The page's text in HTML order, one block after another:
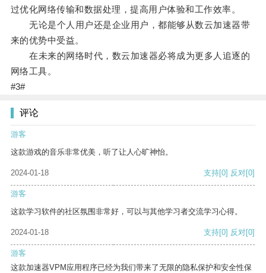
过优化网络传输和数据处理，提高用户体验和工作效率。
无论是个人用户还是企业用户，都能够从数云加速器带
来的优势中受益。
在未来的网络时代，数云加速器必将成为更多人追逐的
网络工具。
#3#
评论
游客
这款游戏的音乐非常优美，听了让人心旷神怡。
2024-01-18 支持[0] 反对[0]
游客
这款学习软件的社区氛围非常好，可以与其他学习者交流学习心得。
2024-01-18 支持[0] 反对[0]
游客
这款加速器VPM应用程序已经为我们带来了无限的隐私保护和安全性保